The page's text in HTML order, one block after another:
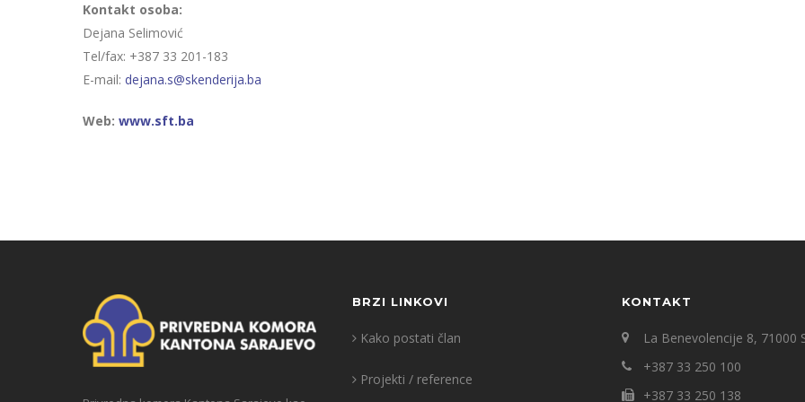
Kontakt osoba:
Dejana Selimović
Tel/fax: +387 33 201-183
E-mail: dejana.s@skenderija.ba
Web: www.sft.ba
BRZI LINKOVI
Kako postati član
Projekti / reference
KONTAKT
La Benevolencije 8, 71000
+387 33 250 100
+387 33 250 138